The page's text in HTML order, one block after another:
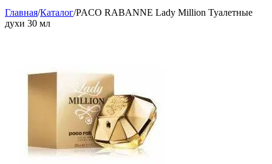
Главная/Каталог/PACO RABANNE Lady Million Туалетные
духи 30 мл